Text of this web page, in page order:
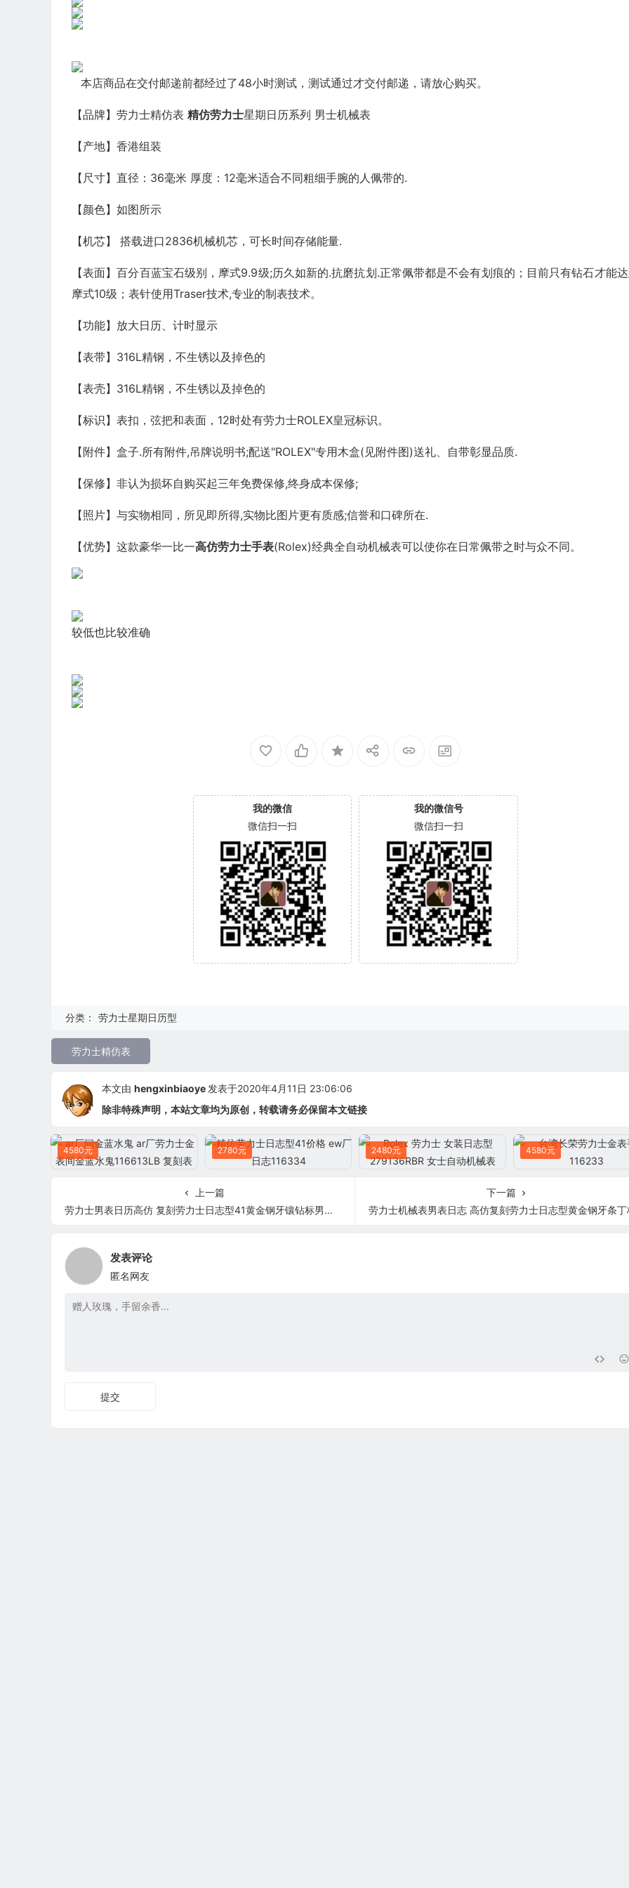
本店商品在交付邮递前都经过了48小时测试，测试通过才交付邮递，请放心购买。
【品牌】劳力士精仿表 精仿劳力士星期日历系列 男士机械表
【产地】香港组装
【尺寸】直径：36毫米 厚度：12毫米适合不同粗细手腕的人佩带的.
【颜色】如图所示
【机芯】 搭载进口2836机械机芯，可长时间存储能量.
【表面】百分百蓝宝石级别，摩式9.9级;历久如新的.抗磨抗划.正常佩带都是不会有划痕的；目前只有钻石才能
摩式10级；表针使用Traser技术,专业的制表技术。
【功能】放大日历、计时显示
【表带】316L精钢，不生锈以及掉色的
【表壳】316L精钢，不生锈以及掉色的
【标识】表扣，弦把和表面，12时处有劳力士ROLEX皇冠标识。
【附件】盒子.所有附件,吊牌说明书;配送"ROLEX"专用木盒(见附件图)送礼、自带彰显品质.
【保修】非认为损坏自购买起三年免费保修,终身成本保修;
【照片】与实物相同，所见即所得,实物比图片更有质感;信誉和口碑所在.
【优势】这款豪华一比一高仿劳力士手表(Rolex)经典全自动机械表可以使你在日常佩带之时与众不同。
较低也比较准确
我的微信
微信扫一扫
我的微信号
微信扫一扫
分类： 劳力士星期日历型
劳力士精仿表
本文由 hengxinbiaoye 发表于2020年4月11日 23:06:06
除非特殊声明，本站文章均为原创，转载请务必保留本文链接
4580元 2780元 2480元 4580元
上一篇
劳力士男表日历高仿 复刻劳力士日志型41黄金钢牙镶钻标男表126333
下一篇
劳力士机械表男表日志 高仿复刻劳力士日志型黄金钢牙条丁标男表
发表评论
匿名网友
提交